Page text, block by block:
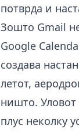
потврда и
Зошто Gmail
Google
создава
летот,
ништо. Уловот
плус неколку